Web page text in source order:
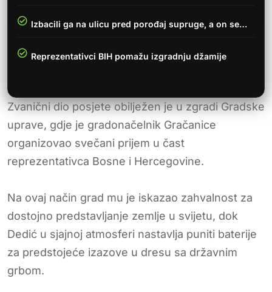
Izbacili ga na ulicu pred porođaj supruge, a on se…
Reprezentativci BIH pomažu izgradnju džamije
Zvanični dio posjete obilježen je u zgradi Gradske
uprave, gdje je gradonačelnik Gračanice
organizovao svečani prijem u čast
reprezentativca Bosne i Hercegovine.
Na ovaj način grad mu je iskazao zahvalnost za
dostojno predstavljanje zemlje u svijetu, dok
Dedić u sjajnoj atmosferi nastavlja puniti baterije
za predstojeće izazove u dresu sa državnim
grbom.